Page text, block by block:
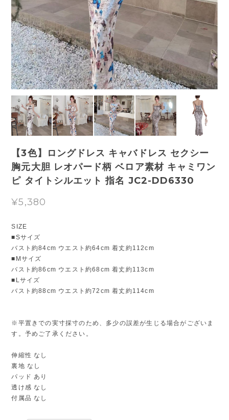
【3色】ロングドレス キャバドレス セクシー
胸元大胆 レオパード柄 ベロア素材 キャミワン
ピ タイトシルエット 指名 JC2-DD6330
¥5,380
SIZE
■Sサイズ
バスト約84cm ウエスト約64cm 着丈約112cm
■Mサイズ
バスト約86cm ウエスト約68cm 着丈約113cm
■Lサイズ
バスト約88cm ウエスト約72cm 着丈約114cm
※平置きでの実寸採寸のため、多少の誤差が生じる場合がございま
す。予めご了承ください。
伸縮性 なし
裏地 なし
パッド あり
透け感 なし
付属品 なし